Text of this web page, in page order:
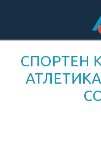
СПОРТЕН